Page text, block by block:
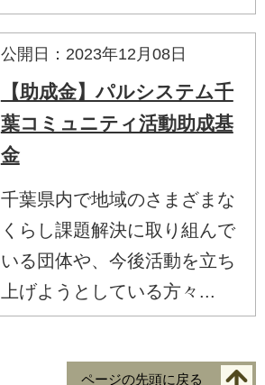
公開日：2023年12月08日
【助成金】パルシステム千
葉コミュニティ活動助成基
金
千葉県内で地域のさまざまな
くらし課題解決に取り組んで
いる団体や、今後活動を立ち
上げようとしている方々...
ページの先頭に戻る